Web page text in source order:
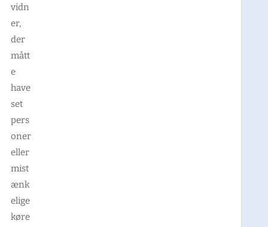
vidn
er,
der
mått
e
have
set
pers
oner
eller
mist
ænk
elige
køre